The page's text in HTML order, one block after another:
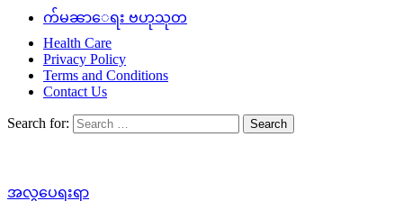
က်မၼာေရး ဗဟုသုတ
Health Care
Privacy Policy
Terms and Conditions
Contact Us
Search for:
အလွပေရးရာ